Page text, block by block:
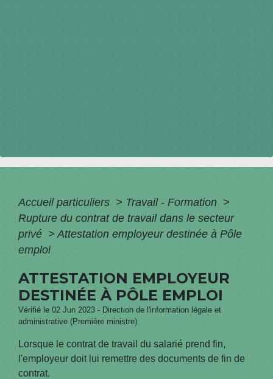
Accueil particuliers > Travail - Formation >
Rupture du contrat de travail dans le secteur
privé > Attestation employeur destinée à Pôle
emploi
ATTESTATION EMPLOYEUR
DESTINÉE À PÔLE EMPLOI
Vérifié le 02 Jun 2023 - Direction de l'information légale et
administrative (Première ministre)
Lorsque le contrat de travail du salarié prend fin,
l'employeur doit lui remettre des documents de fin de
contrat.